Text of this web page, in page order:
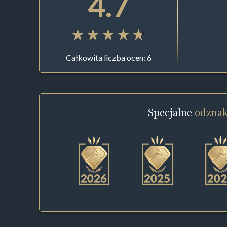
Całkowita liczba ocen: 6
Specjalne